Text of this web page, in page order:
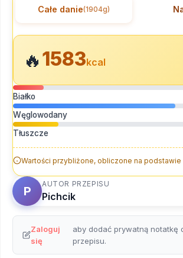
Całe danie(1904g)
🔥1583kcal
Białko
Węglowodany
Tłuszcze
Wartości przybliżone, obliczone na podstawie
P
AUTOR PRZEPISU
Pichcik
Zaloguj
się
aby dodać prywatną notatkę
przepisu.